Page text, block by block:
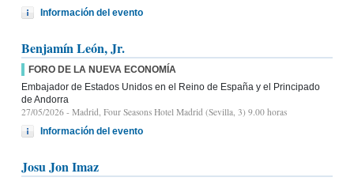
Información del evento
Benjamín León, Jr.
FORO DE LA NUEVA ECONOMÍA
Embajador de Estados Unidos en el Reino de España y el Principado
de Andorra
27/05/2026 - Madrid, Four Seasons Hotel Madrid (Sevilla, 3) 9.00 horas
Información del evento
Josu Jon Imaz